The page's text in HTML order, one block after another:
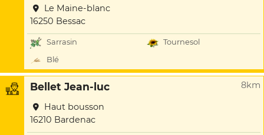
Le Maine-blanc
16250 Bessac
Sarrasin
Tournesol
Blé
Bellet Jean-luc 8km
Haut bousson
16210 Bardenac